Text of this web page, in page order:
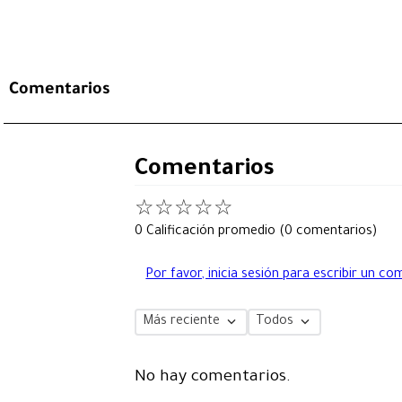
Comentarios
Comentarios
☆☆☆☆☆
0 Calificación promedio (0 comentarios)
Por favor, inicia sesión para escribir un
Más reciente Todos
No hay comentarios.